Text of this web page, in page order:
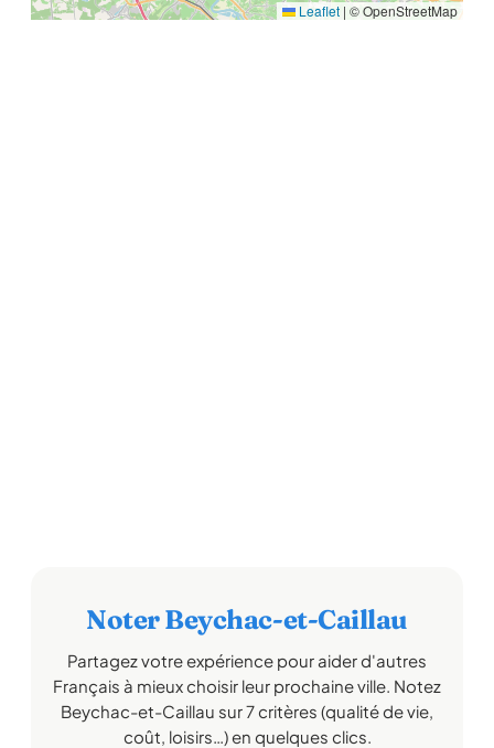
Leaflet | © OpenStreetMap
Noter Beychac-et-Caillau
Partagez votre expérience pour aider d'autres
Français à mieux choisir leur prochaine ville. Notez
Beychac-et-Caillau sur 7 critères (qualité de vie,
coût, loisirs…) en quelques clics.